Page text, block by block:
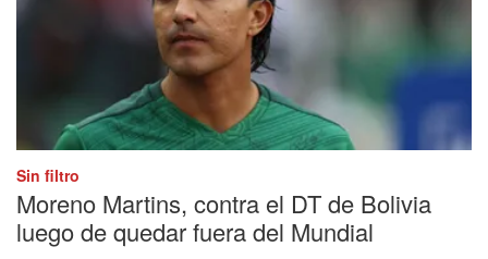
Sin filtro
Moreno Martins, contra el DT de Bolivia
luego de quedar fuera del Mundial